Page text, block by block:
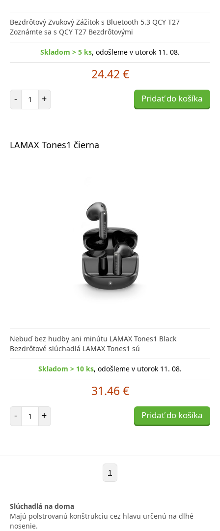
Bezdrôtový Zvukový Zážitok s Bluetooth 5.3 QCY T27
Zoznámte sa s QCY T27 Bezdrôtovými
Skladom > 5 ks, odošleme v utorok 11. 08.
24.42 €
- Počet položiek
+ Pridať do košíka
LAMAX Tones1 čierna
Nebuď bez hudby ani minútu LAMAX Tones1 Black
Bezdrôtové slúchadlá LAMAX Tones1 sú
Skladom > 10 ks, odošleme v utorok 11. 08.
31.46 €
- Počet položiek
+ Pridať do košíka
1
Slúchadlá na doma
Majú polstrovanú konštrukciu cez hlavu určenú na dlhé
nosenie.